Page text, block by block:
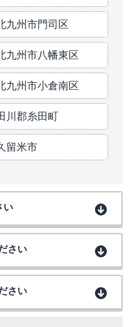
九州市門司区
九州市八幡東区
九州市小倉南区
川郡糸田町
留米市
い
さい
さい